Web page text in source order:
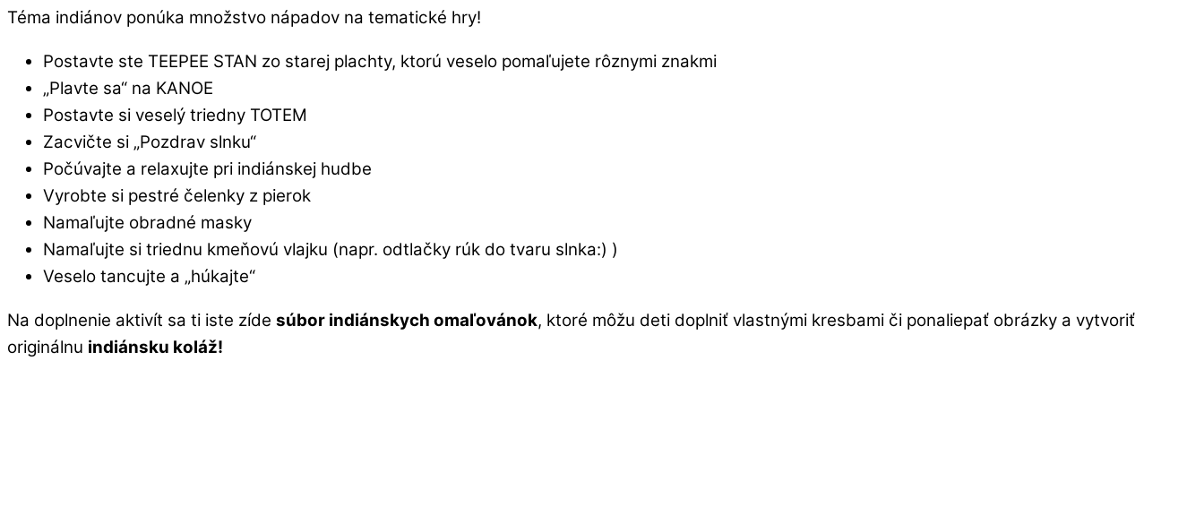
Téma indiánov ponúka množstvo nápadov na tematické hry!
Postavte ste TEEPEE STAN zo starej plachty, ktorú veselo pomaľujete rôznymi znakmi
„Plavte sa“ na KANOE
Postavte si veselý triedny TOTEM
Zacvičte si „Pozdrav slnku“
Počúvajte a relaxujte pri indiánskej hudbe
Vyrobte si pestré čelenky z pierok
Namaľujte obradné masky
Namaľujte si triednu kmeňovú vlajku (napr. odtlačky rúk do tvaru slnka:) )
Veselo tancujte a „húkajte“
Na doplnenie aktivít sa ti iste zíde súbor indiánskych omaľovánok, ktoré môžu deti doplniť vlastnými kresbami či ponaliepať obrázky a vytvoriť
originálnu indiánsku koláž!